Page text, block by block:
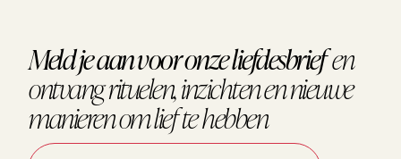
Meld je aan voor onze liefdesbriefen
ontvangrituelen, inzichten en nieuwe
manieren omlief te hebben